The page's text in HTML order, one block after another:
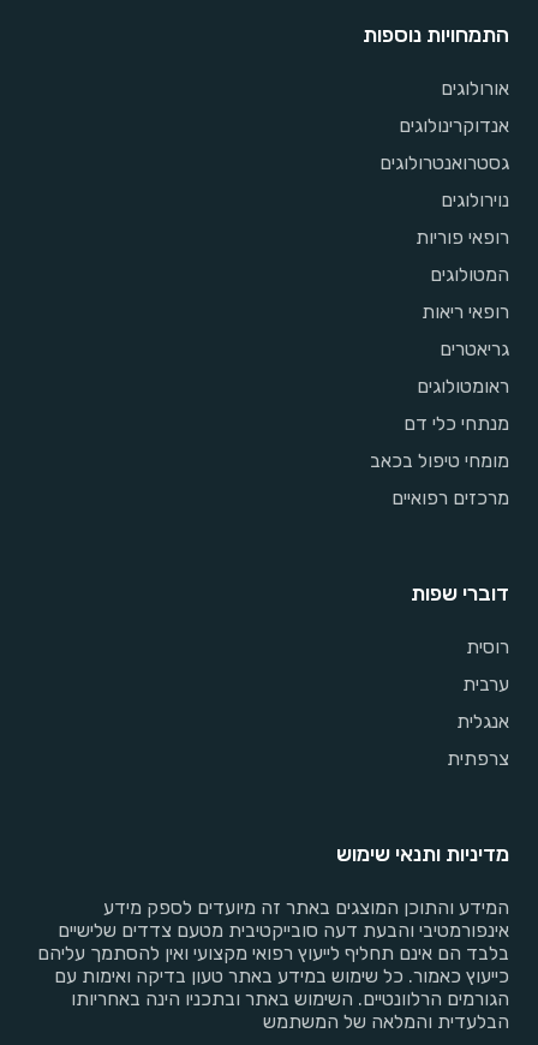
התמחויות נוספות
אורולוגים
אנדוקרינולוגים
גסטרואנטרולוגים
נוירולוגים
רופאי פוריות
המטולוגים
רופאי ריאות
גריאטרים
ראומטולוגים
מנתחי כלי דם
מומחי טיפול בכאב
מרכזים רפואיים
דוברי שפות
רוסית
ערבית
אנגלית
צרפתית
מדיניות ותנאי שימוש
המידע והתוכן המוצגים באתר זה מיועדים לספק מידע
אינפורמטיבי והבעת דעה סובייקטיבית מטעם צדדים שלישיים
בלבד הם אינם תחליף לייעוץ רפואי מקצועי ואין להסתמך עליהם
כייעוץ כאמור. כל שימוש במידע באתר טעון בדיקה ואימות עם
הגורמים הרלוונטיים. השימוש באתר ובתכניו הינה באחריותו
הבלעדית והמלאה של המשתמש